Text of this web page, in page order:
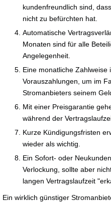
kundenfreundlich sind,
nicht zu befürchten hat.
Automatische
Monaten sind für alle
Angelegenheit.
Eine monatliche
Vorauszahlungen, um im
Stromanbieters seinem
Mit einer Preisgarantie
während der
Kurze Kündigungsfristen
wieder als wichtig.
Ein Sofort- oder
Verlockung, sollte aber
langen Vertragslaufzeit
Ein wirklich günstiger